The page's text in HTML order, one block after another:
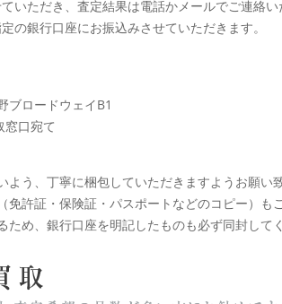
いただき、査定結果は電話かメールでご連絡い
の銀行口座にお振込みさせていただきます。
ロードウェイB1
窓口宛て
よう、丁寧に梱包していただきますようお願い
免許証・保険証・パスポートなどのコピー）も
ため、銀行口座を明記したものも必ず同封して